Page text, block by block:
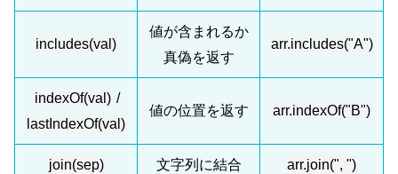
includes(val)
値が含まれるか
真偽を返す
arr.includes("A")
indexOf(val) /
lastIndexOf(val)
値の位置を返す arr.indexOf("B")
join(sep) 文字列に結合 arr.join(", ")